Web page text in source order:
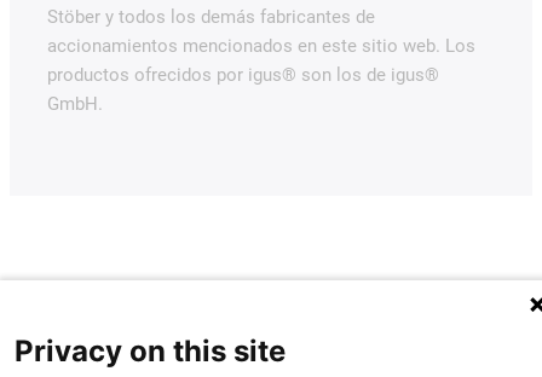
Stöber y todos los demás fabricantes de
accionamientos mencionados en este sitio web. Los
productos ofrecidos por igus® son los de igus®
GmbH.
Privacy on this site